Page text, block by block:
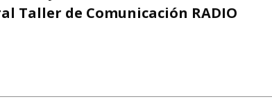
Taller de Comunicación RADIO